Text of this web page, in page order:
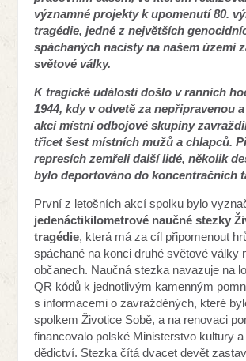
významné projekty k upomenutí 80.
tragédie, jedné z největších
spáchaných nacisty na našem území
světové války.
K tragické události došlo v ranních
1944, kdy v odvetě za nepřipravenou
akci místní odbojové skupiny
třicet šest místních mužů a chlapců.
represích zemřeli další lidé, několik
bylo deportováno do koncentračních
První z letošních akcí spolku bylo
jedenáctikilometrové naučné stezky
tragédie, která má za cíl připomenout
spáchané na konci druhé světové války
občanech. Naučná stezka navazuje na
QR kódů k jednotlivým kamenným
s informacemi o zavražděných, které
spolkem Životice Sobě, a na renovaci
financovalo polské Ministerstvo kultury
dědictví. Stezka čítá dvacet devět